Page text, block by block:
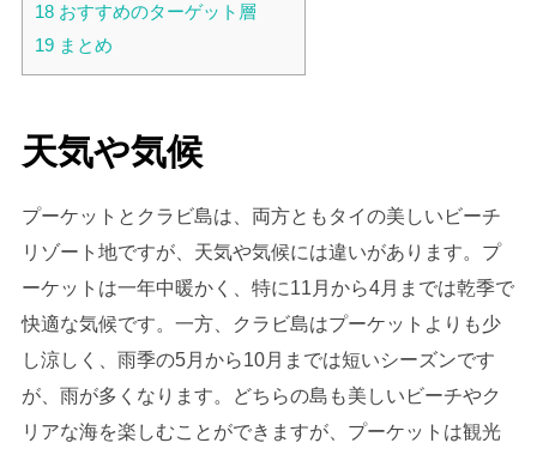
18おすすめのターゲット層
19まとめ
天気や気候
プーケットとクラビ島は、両方ともタイの美しいビーチ
リゾート地ですが、天気や気候には違いがあります。プ
ーケットは一年中暖かく、特に11月から4月までは乾季で
快適な気候です。一方、クラビ島はプーケットよりも少
し涼しく、雨季の5月から10月までは短いシーズンです
が、雨が多くなります。どちらの島も美しいビーチやク
リアな海を楽しむことができますが、プーケットは観光